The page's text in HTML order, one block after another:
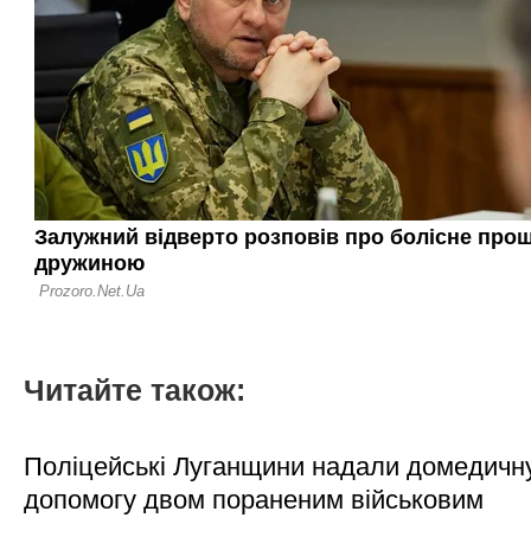
Читайте також:
Поліцейські Луганщини надали
допомогу двом пораненим військовим